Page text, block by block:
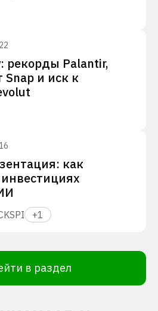
рекорды Palantir,
Snap и иск к
как
KSPI +1
в раздел